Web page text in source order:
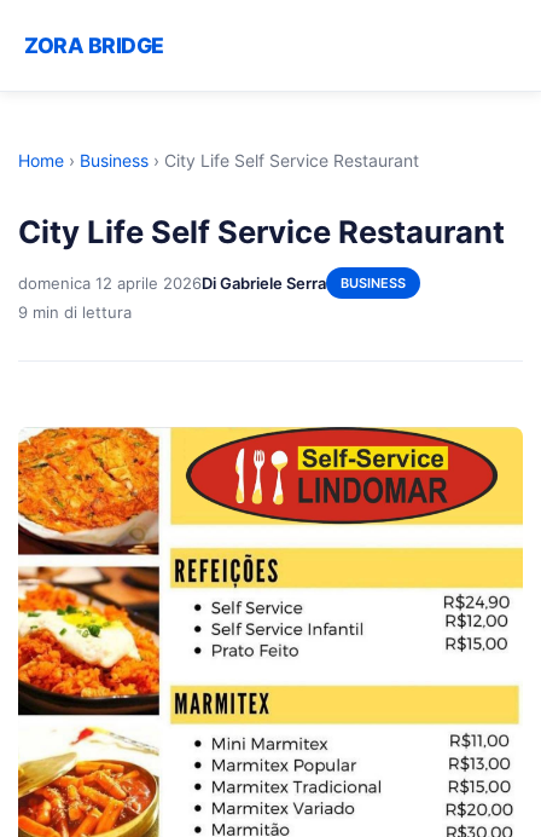
ZORA BRIDGE
Home › Business › City Life Self Service Restaurant
City Life Self Service Restaurant
domenica 12 aprile 2026Di Gabriele Serra BUSINESS
9 min di lettura